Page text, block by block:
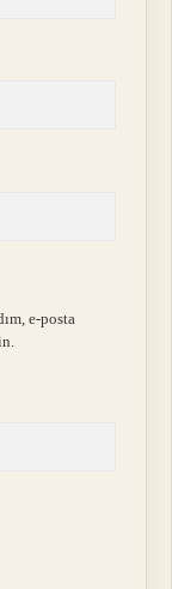
e-posta